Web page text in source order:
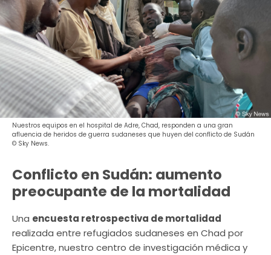
Nuestros equipos en el hospital de Adre, Chad, responden a una gran
afluencia de heridos de guerra sudaneses que huyen del conflicto de Sudán
© Sky News.
Conflicto en Sudán: aumento
preocupante de la mortalidad
Una encuesta retrospectiva de mortalidad
realizada entre refugiados sudaneses en Chad por
Epicentre, nuestro centro de investigación médica y